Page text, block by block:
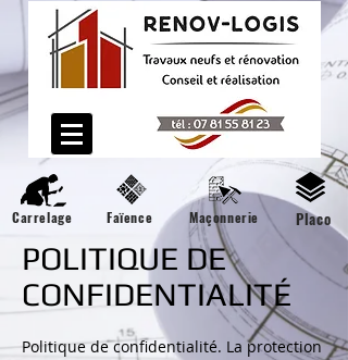
Carrelage Faïence Maçonnerie Placo
POLITIQUE DE
CONFIDENTIALITÉ
Politique de confidentialité. La protection